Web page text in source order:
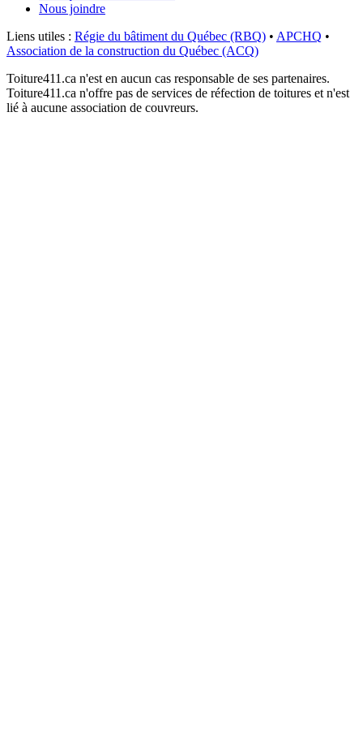
Nous joindre
Liens utiles : Régie du bâtiment du Québec (RBQ) • APCHQ •
Association de la construction du Québec (ACQ)
Toiture411.ca n'est en aucun cas responsable de ses partenaires.
Toiture411.ca n'offre pas de services de réfection de toitures et n'est
lié à aucune association de couvreurs.